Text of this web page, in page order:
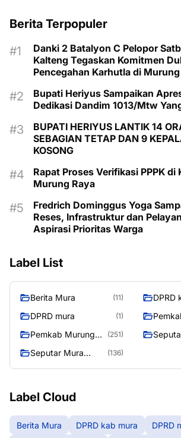
Berita Terpopuler
Danki 2 Batalyon C Pelopor
Kalteng Tegaskan Komitmen
Pencegahan Karhutla di
Bupati Heriyus Sampaikan
Dedikasi Dandim 1013/Mtw
BUPATI HERIYUS LANTIK 14
SEBAGIAN TETAP DAN 9
KOSONG
Rapat Proses Verifikasi PPPK di
Murung Raya
Fredrich Dominggus Yoga
Reses, Infrastruktur dan
Aspirasi Prioritas Warga
Label List
Berita Mura (11) DPRD
DPRD mura (1)
Pemkab Murung
(251)
Seputar Mura
(136)
Label Cloud
Berita Mura DPRD kab mura
DPRD